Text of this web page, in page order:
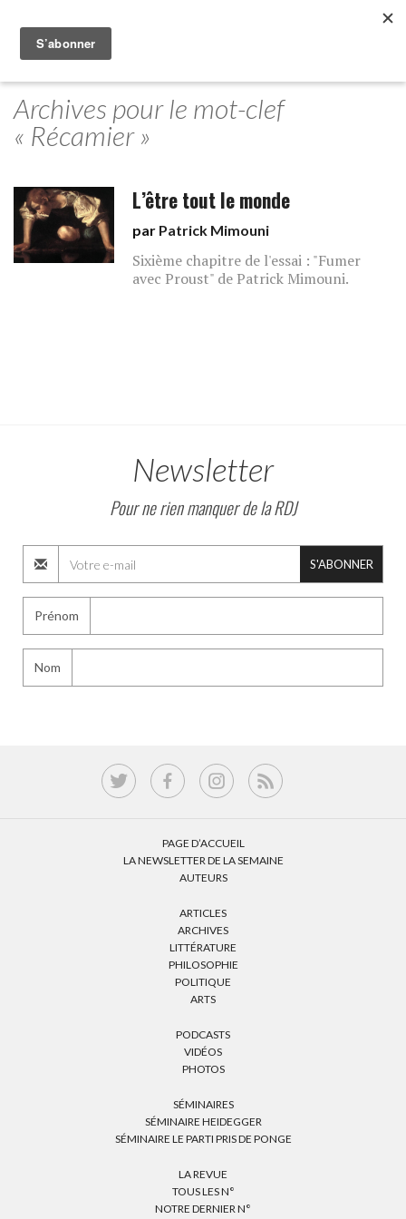
Archives pour le mot-clef
« Récamier »
L’être tout le monde
par Patrick Mimouni
Sixième chapitre de l'essai : "Fumer
avec Proust" de Patrick Mimouni.
Newsletter
Pour ne rien manquer de la RDJ
S'ABONNER
Prénom
Nom
PAGE D’ACCUEIL
LA NEWSLETTER DE LA SEMAINE
AUTEURS
ARTICLES
ARCHIVES
LITTÉRATURE
PHILOSOPHIE
POLITIQUE
ARTS
PODCASTS
VIDÉOS
PHOTOS
SÉMINAIRES
SÉMINAIRE HEIDEGGER
SÉMINAIRE LE PARTI PRIS DE PONGE
LA REVUE
TOUS LES N°
NOTRE DERNIER N°